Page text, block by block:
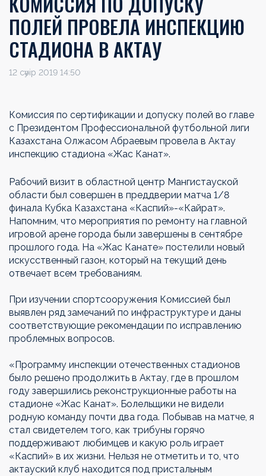
ПОЛЕЙ ПРОВЕЛА ИНСПЕКЦИЮ
СТАДИОНА В АКТАУ
12 сәуір 2019 14:50
Комиссия по сертификации и допуску полей во главе
с Президентом Профессиональной футбольной лиги
Казахстана Олжасом Абраевым провела в Актау
инспекцию стадиона «Жас Канат».
Рабочий визит в областной центр Мангистауской
области был совершен в преддверии матча 1/8
финала Кубка Казахстана «Каспий»-«Кайрат».
Напомним, что мероприятия по ремонту на главной
игровой арене города были завершены в сентябре
прошлого года. На «Жас Канате» постелили новый
искусственный газон, который на текущий день
отвечает всем требованиям.
При изучении спортсооружения Комиссией был
выявлен ряд замечаний по инфраструктуре и даны
соответствующие рекомендации по исправлению
проблемных вопросов.
«Программу инспекции отечественных стадионов
было решено продолжить в Актау, где в прошлом
году завершились реконструкционные работы на
стадионе «Жас Канат». Болельщики не видели
родную команду почти два года. Побывав на матче, я
стал свидетелем того, как трибуны горячо
поддерживают любимцев и какую роль играет
«Каспий» в их жизни. Нельзя не отметить и то, что
актауский клуб находится под пристальным